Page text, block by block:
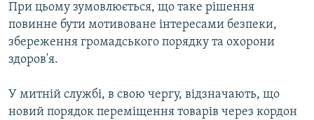
При цьому зумовлюється, що таке рішення
повинне бути мотивоване інтересами безпеки,
збереження громадського порядку та охорони
здоров'я.
У митній службі, в свою чергу, відзначають, що
новий порядок переміщення товарів через кордон